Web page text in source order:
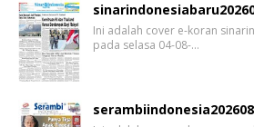
Ini adalah cover e-koran
pada selasa 04-08-…